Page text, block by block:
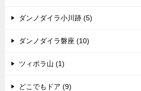
ダンノダイラ小川跡 (5)
ダンノダイラ磐座 (10)
ツィポラ山 (1)
どこでもドア (9)